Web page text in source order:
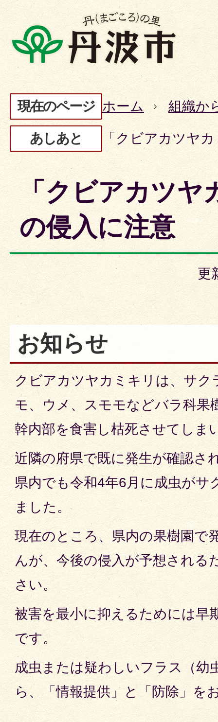
現在のページ ホーム 組織か
あしあと 「クビアカツヤ
「クビアカツヤ
の侵入に注意
更
お知らせ
クビアカツヤカミキリは、サク
モ、ウメ、スモモなどバラ科果
幹内部を食害し枯死させてしま
近隣の府県で既に発生が確認さ
県内でも令和4年6月に成虫がサ
ました。
現在のところ、県内の果樹園で
んが、今後の侵入が予想される
さい。
被害を最小に抑えるためには早
です。
成虫または疑わしいフラス（幼
ら、「情報提供」と「防除」を